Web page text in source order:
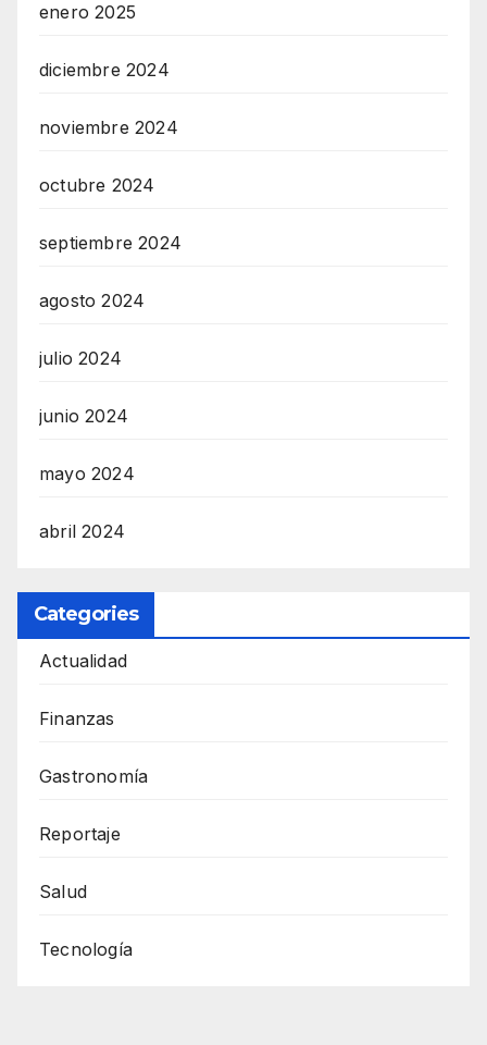
enero 2025
diciembre 2024
noviembre 2024
octubre 2024
septiembre 2024
agosto 2024
julio 2024
junio 2024
mayo 2024
abril 2024
Categories
Actualidad
Finanzas
Gastronomía
Reportaje
Salud
Tecnología